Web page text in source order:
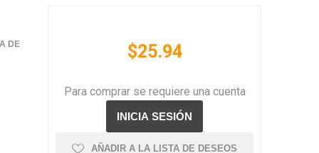
MARABIERTO
PUBHOUSE
GOLDEN ALE
DE
$25.94
Para comprar se requiere una cuenta
AÑADIR A LA LISTA DE DESEOS